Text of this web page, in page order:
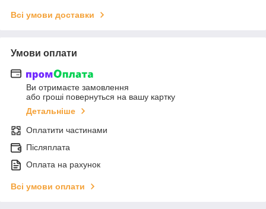
Всі умови доставки
Умови оплати
Ви отримаєте замовлення
або гроші повернуться на вашу картку
Детальніше
Оплатити частинами
Післяплата
Оплата на рахунок
Всі умови оплати